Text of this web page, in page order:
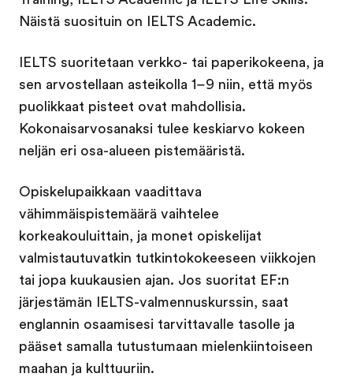
Näistä suosituin on IELTS Academic.
IELTS suoritetaan verkko- tai paperikokeena, ja
sen arvostellaan asteikolla 1–9 niin, että myös
puolikkaat pisteet ovat mahdollisia.
Kokonaisarvosanaksi tulee keskiarvo kokeen
neljän eri osa-alueen pistemääristä.
Opiskelupaikkaan vaadittava
vähimmäispistemäärä vaihtelee
korkeakouluittain, ja monet opiskelijat
valmistautuvatkin tutkintokokeeseen viikkojen
tai jopa kuukausien ajan. Jos suoritat EF:n
järjestämän IELTS-valmennuskurssin, saat
englannin osaamisesi tarvittavalle tasolle ja
pääset samalla tutustumaan mielenkiintoiseen
maahan ja kulttuuriin.